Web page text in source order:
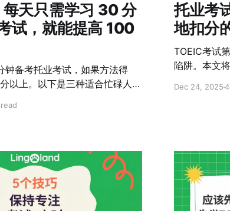
天只需学习 30 分
试，就能提高 100
钟备考托业考试，如果方法得
以上。以下是三种适合忙碌人士
托业考
地扣分
TOEIC考试
陷阱。本文
Dec 24, 2025